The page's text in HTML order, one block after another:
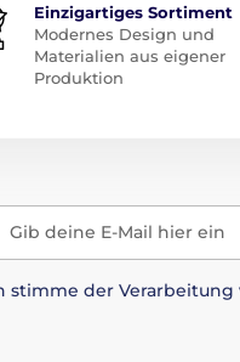
Einzigartiges Sortiment
Modernes Design und
Materialien aus eigener
Produktion
Gib deine E-Mail hier ein
stimme der Verarbeitung